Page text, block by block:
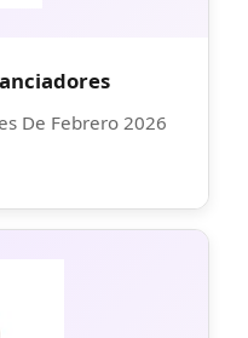
De Febrero 2026